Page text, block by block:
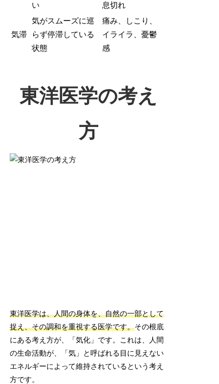
い
息切れ
気滞
気がスムーズに巡
らず停滞している
状態
痛み、しこり、
イライラ、憂鬱
感
東洋医学の考え
方
東洋医学は、人間の身体を、自然の一部として
捉え、その調和を重視する医学です。その根底
にある考え方が、「気化」です。これは、人間
の生命活動が、「気」と呼ばれる目に見えない
エネルギーによって維持されているという考え
方です。